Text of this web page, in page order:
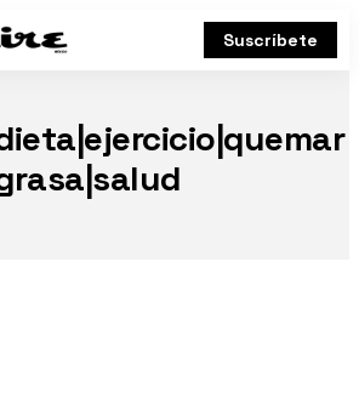
Suscríbete